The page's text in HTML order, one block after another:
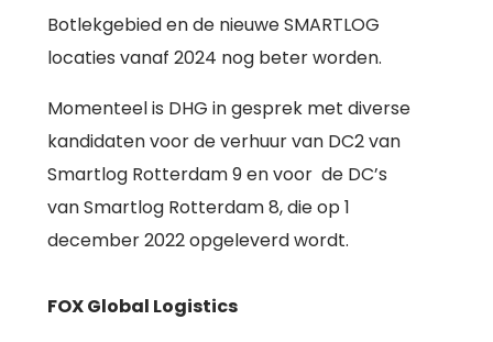
Botlekgebied en de nieuwe SMARTLOG
locaties vanaf 2024 nog beter worden.
Momenteel is DHG in gesprek met diverse
kandidaten voor de verhuur van DC2 van
Smartlog Rotterdam 9 en voor de DC’s
van Smartlog Rotterdam 8, die op 1
december 2022 opgeleverd wordt.
FOX Global Logistics